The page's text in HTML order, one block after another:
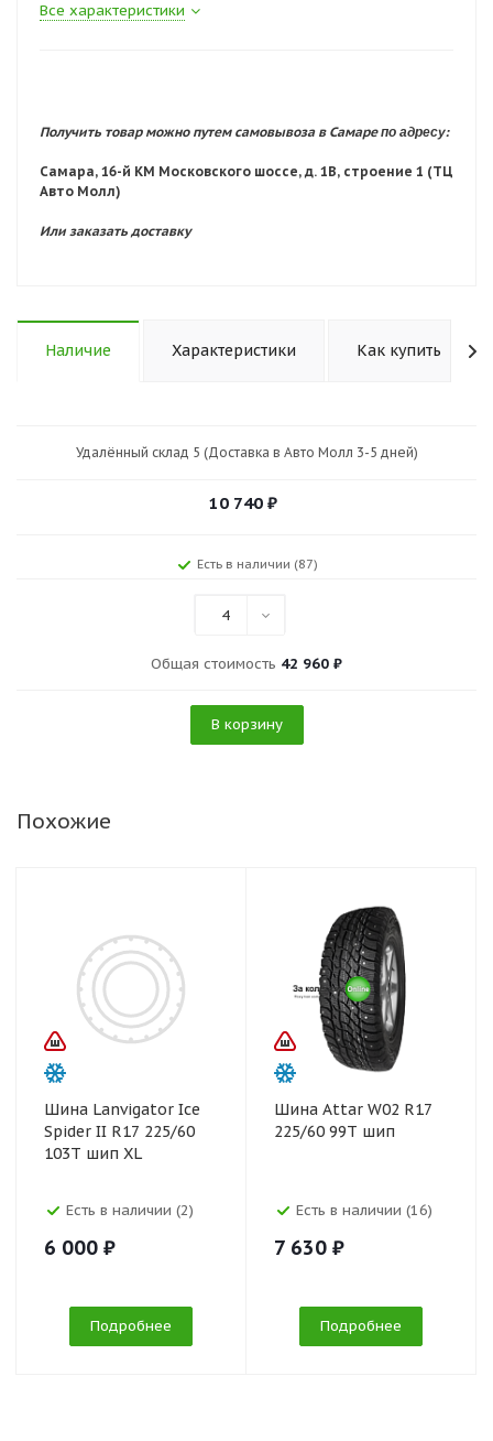
Все характеристики
Получить товар можно путем самовывоза в Самарепо адресу:
Самара, 16-й КМ Московского шоссе, д. 1В, строение 1 (ТЦ
Авто Молл)
Или заказать доставку
Наличие Характеристики Как купить
Удалённый склад 5 (Доставка в Авто Молл 3-5 дней)
10 740₽
Есть в наличии (87)
4
Общая стоимость 42 960 ₽
В корзину
Похожие
Шина Lanvigator Ice
Spider II R17 225/60
103T шип XL
Есть в наличии (2)
6 000 ₽
Подробнее
Шина Attar W02 R17
225/60 99Т шип
Есть в наличии (16)
7 630 ₽
Подробнее